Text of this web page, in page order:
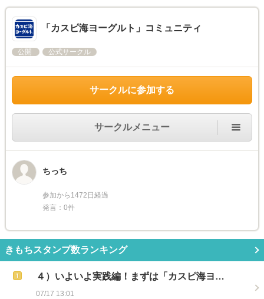
「カスピ海ヨーグルト」コミュニティ
公開 公式サークル
サークルに参加する
サークルメニュー
ちっち
参加から1472日経過
発言：0件
きもちスタンプ数ランキング
４）いよいよ実践編！まずは「カスピ海ヨ…
07/17 13:01